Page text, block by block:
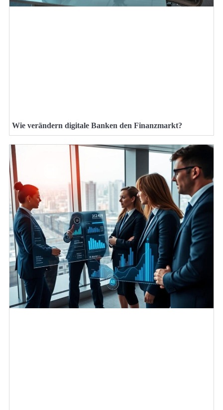
Wie verändern digitale Banken den Finanzmarkt?